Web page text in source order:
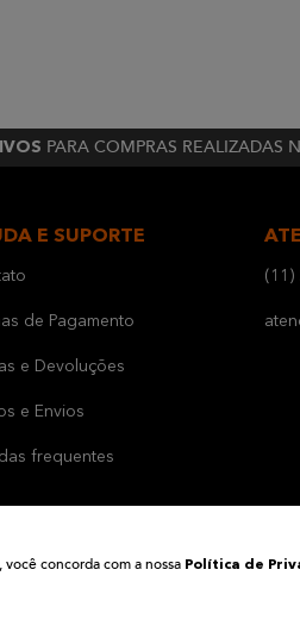
PARA COMPRAS REALIZADAS
E SUPORTE
de Pagamento
e Devoluções
e Envios
frequentes
(11)
concorda com a nossa Política de